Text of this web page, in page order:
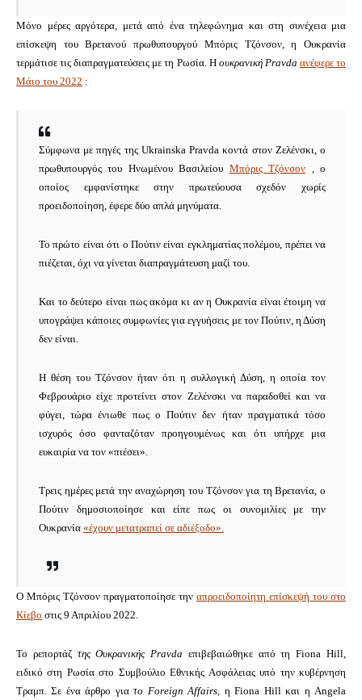
Μόνο μέρες αργότερα, μετά από ένα τηλεφώνημα και στη συνέχεια μια
επίσκεψη του Βρετανού πρωθυπουργού Μπόρις Τζόνσον, η Ουκρανία
τερμάτισε τις διαπραγματεύσεις με τη Ρωσία. Η ουκρανική Pravda ανέφερε το
Μάιο του 2022 :
Σύμφωνα με πηγές της Ukrainska Pravda κοντά στον Ζελένσκι, ο
πρωθυπουργός του Ηνωμένου Βασιλείου Μπόρις Τζόνσον
, ο
οποίος εμφανίστηκε στην πρωτεύουσα σχεδόν χωρίς
προειδοποίηση, έφερε δύο απλά μηνύματα.
Το πρώτο είναι ότι ο Πούτιν είναι εγκληματίας πολέμου, πρέπει να
πιέζεται, όχι να γίνεται διαπραγμάτευση μαζί του.
Και το δεύτερο είναι πως ακόμα κι αν η Ουκρανία είναι έτοιμη να
υπογράψει κάποιες συμφωνίες για εγγυήσεις με τον Πούτιν, η Δύση
δεν είναι.
Η θέση του Τζόνσον ήταν ότι η συλλογική Δύση, η οποία τον
Φεβρουάριο είχε προτείνει στον Ζελένσκι να παραδοθεί και να
φύγει, τώρα ένιωθε πως ο Πούτιν δεν ήταν πραγματικά τόσο
ισχυρός όσο φανταζόταν προηγουμένως και ότι υπήρχε μια
ευκαιρία να τον «πιέσει».
Τρεις ημέρες μετά την αναχώρηση του Τζόνσον για τη Βρετανία, ο
Πούτιν δημοσιοποίησε και είπε πως οι συνομιλίες με την
Ουκρανία «έχουν μετατραπεί σε αδιέξοδο».
Ο Μπόρις Τζόνσον πραγματοποίησε την απροειδοποίητη επίσκεψή του στο
Κίεβο στις 9 Απριλίου 2022.
Το ρεπορτάζ της Ουκρανικής Pravda επιβεβαιώθηκε από τη Fiona Hill,
ειδικό στη Ρωσία στο Συμβούλιο Εθνικής Ασφάλειας υπό την κυβέρνηση
Τραμπ. Σε ένα άρθρο για το Foreign Affairs, η Fiona Hill και η Angela